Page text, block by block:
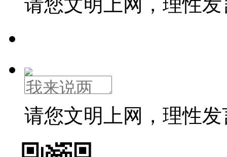
请您文明上网，理性
请您文明上网，理性